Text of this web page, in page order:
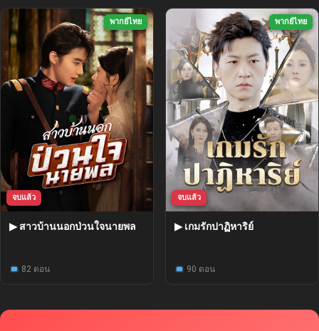
พากย์ไทย
จบแล้ว
▶ สาวบ้านนอกป่วนใจนายพล
82 ตอน
พากย์ไทย
จบแล้ว
▶ เกมรักปาฏิหาริย์
90 ตอน